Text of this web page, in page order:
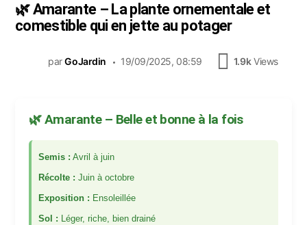
🌿 Amarante – La plante ornementale et
comestible qui en jette au potager
par GoJardin 19/09/2025, 08:59 1.9k Views
🌿 Amarante – Belle et bonne à la fois
Semis : Avril à juin
Récolte : Juin à octobre
Exposition : Ensoleillée
Sol : Léger, riche, bien drainé